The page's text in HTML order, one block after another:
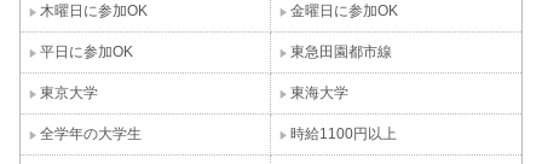
木曜日に参加OK 金曜日に参加OK
平日に参加OK 東急田園都市線
東京大学 東海大学
全学年の大学生 時給1100円以上